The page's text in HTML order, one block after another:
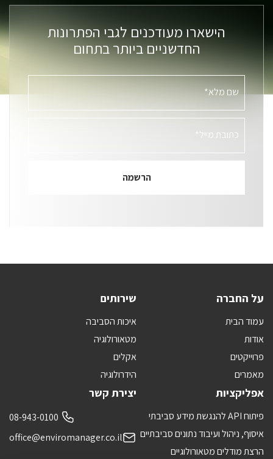
הישארו מעודכנים לגבי הפתרונות
החדשניים ביותר בתחום
שם מלא*
כתובת מייל*
על החברה
עמוד הבית
אודות
פרוייקטים
מאמרים
שירותים
איכות הסביבה
מטאורולוגיה
אקלים
הידרולוגיה
אפליקציות
פיתוח API להנגשת מידע סביבתי
איסוף, ניהול ועיבוד נתונים סביבתיים
הרצת מודלים מטאורולוגיים
יצירת קשר
08-943-0100
office@enviromanager.co.il